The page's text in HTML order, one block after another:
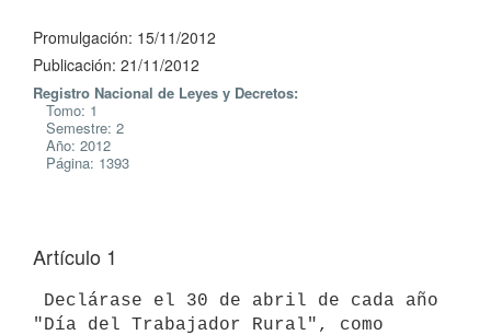
Promulgación: 15/11/2012
Publicación: 21/11/2012
Registro Nacional de Leyes y Decretos:
Tomo: 1
Semestre: 2
Año: 2012
Página: 1393
Artículo 1
"Día del Trabajador Rural", como